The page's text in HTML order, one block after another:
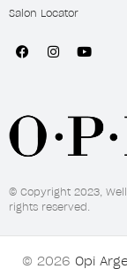
Salon Locator
© Copyright 2023,
rights reserved.
© 2026 Opi